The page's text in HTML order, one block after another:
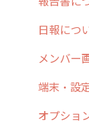
メッセー
商品
各種設定
外部リン
お知らせ
設定
内線電話
商品
各種設定
IP接続制
契約・そ
日報につ
メンバー
端末・設
オプショ